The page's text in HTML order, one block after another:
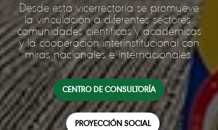
Desde esta vicerrectoría se promueve
la vinculación a diferentes sectores:
comunidades científicas y académicas
y la cooperación interinstitucional con
miras nacionales e internacionales.
CENTRO DE CONSULTORÍA
PROYECCIÓN SOCIAL